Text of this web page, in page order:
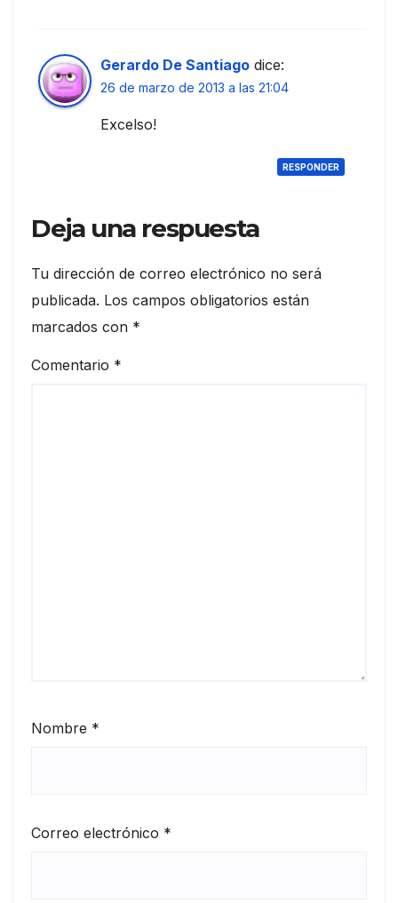
Gerardo De Santiago dice:
26 de marzo de 2013 a las 21:04
Excelso!
RESPONDER
Deja una respuesta
Tu dirección de correo electrónico no será
publicada. Los campos obligatorios están
marcados con *
Comentario *
Nombre *
Correo electrónico *